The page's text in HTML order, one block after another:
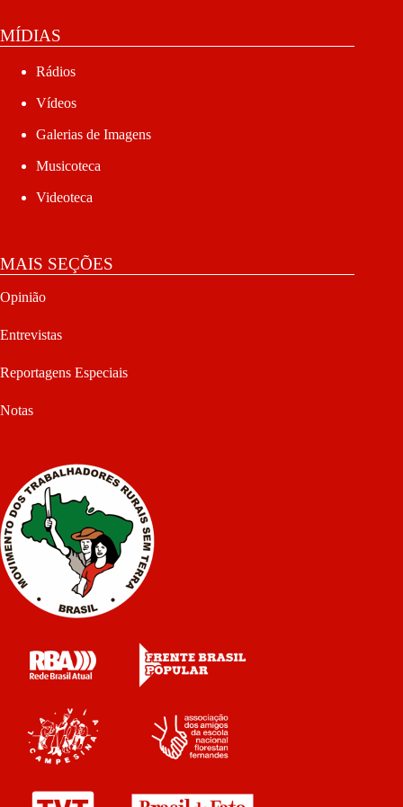
MÍDIAS
Rádios
Vídeos
Galerias de Imagens
Musicoteca
Videoteca
MAIS SEÇÕES
Opinião
Entrevistas
Reportagens Especiais
Notas